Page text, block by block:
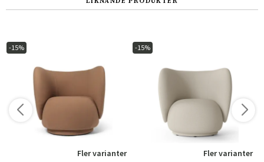
-15%
Fler varianter
-15%
Fler varianter